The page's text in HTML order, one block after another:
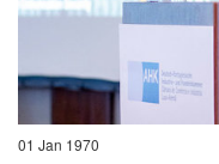
01 Jan 1970